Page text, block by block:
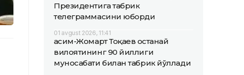
Президентига табрик
телеграммасини юборди
01 avgust 2026, 11:41
Қасим-Жомарт Тоқаев Қостанай
вилоятининг 90 йиллиги
муносабати билан табрик йўллади